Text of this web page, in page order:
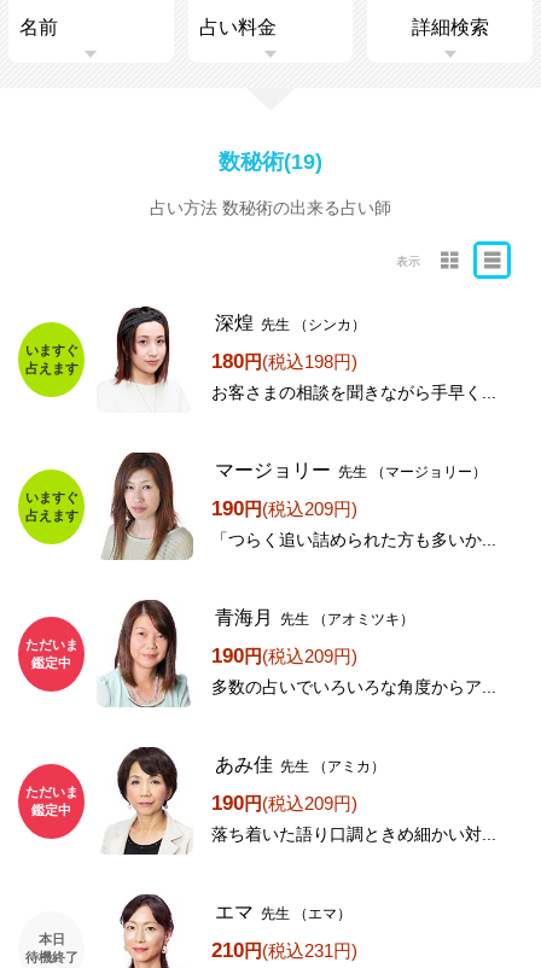
詳細検索
数秘術(19)
占い方法 数秘術の出来る占い師
表示
いますぐ
占えます
深煌 先生 （シンカ）
180円(税込198円)
お客さまの相談を聞きながら手早く...
いますぐ
占えます
マージョリー 先生 （マージョリー）
190円(税込209円)
「つらく追い詰められた方も多いか...
ただいま
鑑定中
青海月 先生 （アオミツキ）
190円(税込209円)
多数の占いでいろいろな角度からア...
ただいま
鑑定中
あみ佳 先生 （アミカ）
190円(税込209円)
落ち着いた語り口調ときめ細かい対...
本日
待機終了
エマ 先生 （エマ）
210円(税込231円)